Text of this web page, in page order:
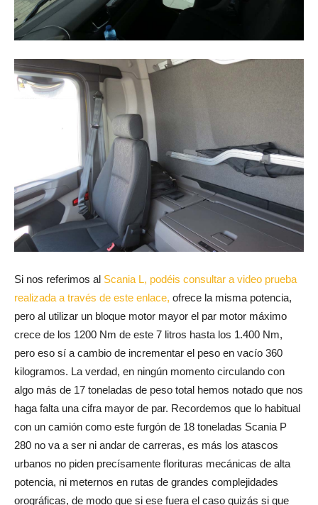
Si nos referimos al Scania L, podéis consultar a video prueba
realizada a través de este enlace, ofrece la misma potencia,
pero al utilizar un bloque motor mayor el par motor máximo
crece de los 1200 Nm de este 7 litros hasta los 1.400 Nm,
pero eso sí a cambio de incrementar el peso en vacío 360
kilogramos. La verdad, en ningún momento circulando con
algo más de 17 toneladas de peso total hemos notado que nos
haga falta una cifra mayor de par. Recordemos que lo habitual
con un camión como este furgón de 18 toneladas Scania P
280 no va a ser ni andar de carreras, es más los atascos
urbanos no piden precísamente florituras mecánicas de alta
potencia, ni meternos en rutas de grandes complejidades
orográficas, de modo que si ese fuera el caso quizás si que